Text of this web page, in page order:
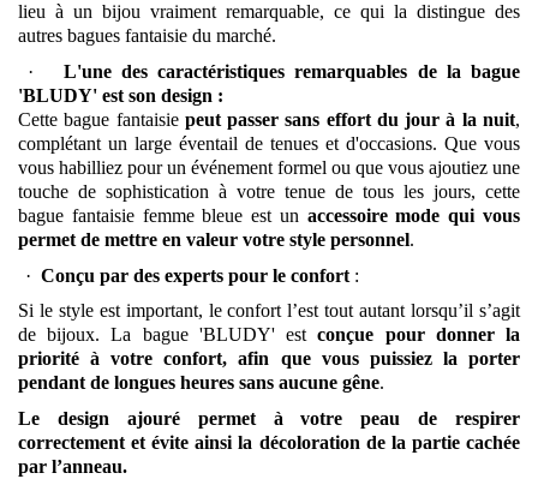
lieu à un bijou vraiment remarquable, ce qui la distingue des
autres bagues fantaisie du marché.
·
L'une des caractéristiques remarquables de la bague
'BLUDY' est son design :
Cette bague fantaisie peut passer sans effort du jour à la nuit,
complétant un large éventail de tenues et d'occasions. Que vous
vous habilliez pour un événement formel ou que vous ajoutiez une
touche de sophistication à votre tenue de tous les jours, cette
bague fantaisie femme bleue est un accessoire mode qui vous
permet de mettre en valeur votre style personnel.
· Conçu par des experts pour le confort :
Si le style est important, le confort l’est tout autant lorsqu’il s’agit
de bijoux. La bague 'BLUDY' estconçue pour donner la
priorité à votre confort, afin que vous puissiez la porter
pendant de longues heures sans aucune gêne.
Le design ajouré permet à votre peau de respirer
correctement et évite ainsi la décoloration de la partie cachée
par l’anneau.